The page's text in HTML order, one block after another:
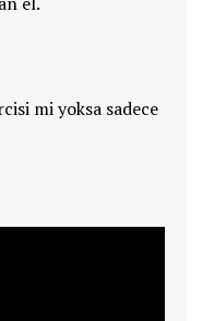
mi yoksa sadece